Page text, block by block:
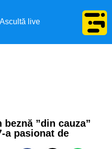
Ascultă live
”din cauza”
a pasionat de